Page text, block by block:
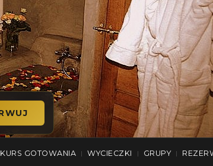
KURS GOTOWANIA | WYCIECZKI | GRUPY |